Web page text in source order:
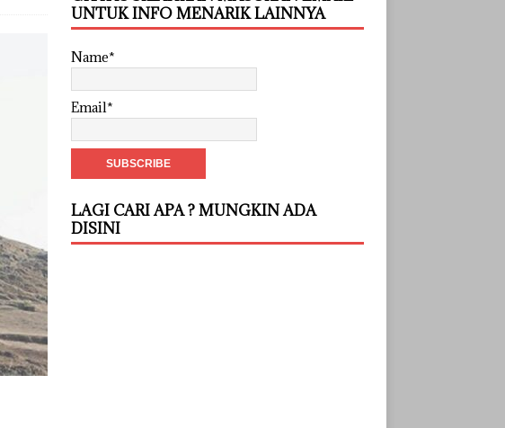
UNTUK INFO MENARIK LAINNYA
Name*
Email*
LAGI CARI APA ? MUNGKIN ADA
DISINI